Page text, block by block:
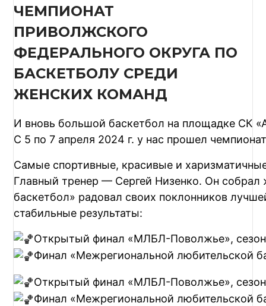
ЧЕМПИОНАТ
ПРИВОЛЖСКОГО
ФЕДЕРАЛЬНОГО ОКРУГА ПО
БАСКЕТБОЛУ СРЕДИ
ЖЕНСКИХ КОМАНД
И вновь большой баскетбол на площадке СК
С 5 по 7 апреля 2024 г. у нас прошел
Самые спортивные, красивые и
Главный тренер — Сергей Низенко. Он собрал
баскетбол» радовал своих поклонников
стабильные результаты:
Открытый финал «МЛБЛ-Поволжье»,
Финал «Межрегиональной любительской
Открытый финал «МЛБЛ-Поволжье»,
Финал «Межрегиональной любительской